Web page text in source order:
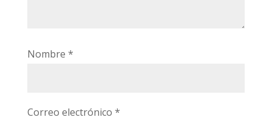
Nombre *
Correo electrónico *